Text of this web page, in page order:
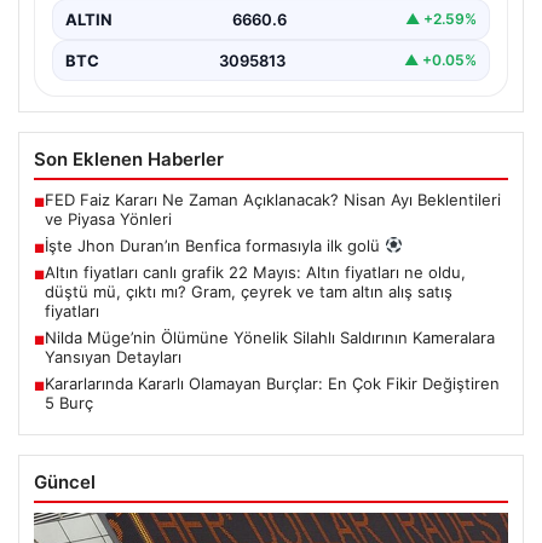
ALTIN 6660.6 ▲ +2.59%
BTC 3095813 ▲ +0.05%
Son Eklenen Haberler
■FED Faiz Kararı Ne Zaman Açıklanacak? Nisan Ayı Beklentileri
ve Piyasa Yönleri
■İşte Jhon Duran’ın Benfica formasıyla ilk golü
■Altın fiyatları canlı grafik 22 Mayıs: Altın fiyatları ne oldu,
düştü mü, çıktı mı? Gram, çeyrek ve tam altın alış satış
fiyatları
■Nilda Müge’nin Ölümüne Yönelik Silahlı Saldırının Kameralara
Yansıyan Detayları
■Kararlarında Kararlı Olamayan Burçlar: En Çok Fikir Değiştiren
5 Burç
Güncel